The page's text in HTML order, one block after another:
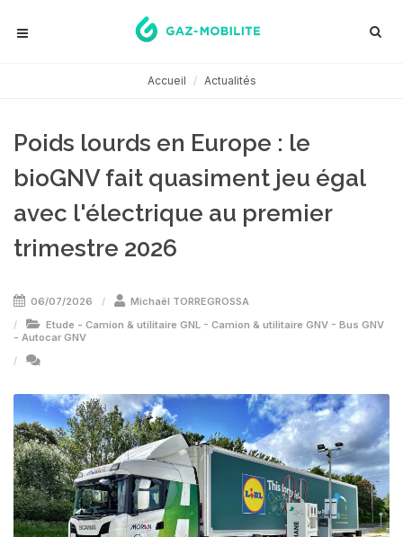
Accueil Actualités
Poids lourds en Europe : le
bioGNV fait quasiment jeu égal
avec l'électrique au premier
trimestre 2026
06/07/2026
Michaël TORREGROSSA
Etude - Camion & utilitaire GNL - Camion & utilitaire GNV - Bus GNV
- Autocar GNV